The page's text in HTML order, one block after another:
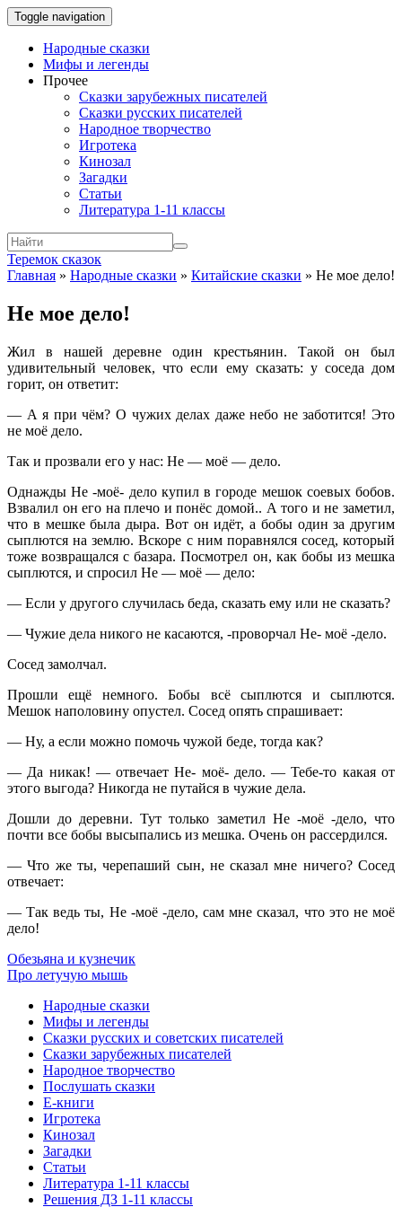
Toggle navigation
Народные сказки
Мифы и легенды
Прочее
Сказки зарубежных писателей
Сказки русских писателей
Народное творчество
Игротека
Кинозал
Загадки
Статьи
Литература 1-11 классы
Теремок сказок
Главная » Народные сказки » Китайские сказки » Не мое дело!
Не мое дело!
Жил в нашей деревне один крестьянин. Такой он был
удивительный человек, что если ему сказать: у соседа дом
горит, он ответит:
— А я при чём? О чужих делах даже небо не заботится! Это
не моё дело.
Так и прозвали его у нас: Не — моё — дело.
Однажды Не -моё- дело купил в городе мешок соевых бобов.
Взвалил он его на плечо и понёс домой.. А того и не заметил,
что в мешке была дыра. Вот он идёт, а бобы один за другим
сыплются на землю. Вскоре с ним поравнялся сосед, который
тоже возвращался с базара. Посмотрел он, как бобы из мешка
сыплются, и спросил Не — моё — дело:
— Если у другого случилась беда, сказать ему или не сказать?
— Чужие дела никого не касаются, -проворчал Не- моё -дело.
Сосед замолчал.
Прошли ещё немного. Бобы всё сыплются и сыплются.
Мешок наполовину опустел. Сосед опять спрашивает:
— Ну, а если можно помочь чужой беде, тогда как?
— Да никак! — отвечает Не- моё- дело. — Тебе-то какая от
этого выгода? Никогда не путайся в чужие дела.
Дошли до деревни. Тут только заметил Не -моё -дело, что
почти все бобы высыпались из мешка. Очень он рассердился.
— Что же ты, черепаший сын, не сказал мне ничего? Сосед
отвечает:
— Так ведь ты, Не -моё -дело, сам мне сказал, что это не моё
дело!
Обезьяна и кузнечик
Про летучую мышь
Народные сказки
Мифы и легенды
Сказки русских и советских писателей
Сказки зарубежных писателей
Народное творчество
Послушать сказки
Е-книги
Игротека
Кинозал
Загадки
Статьи
Литература 1-11 классы
Решения ДЗ 1-11 классы